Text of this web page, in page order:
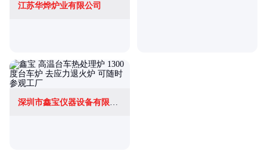
江苏华烨炉业有限公司
深圳市鑫宝仪器设备有限公司